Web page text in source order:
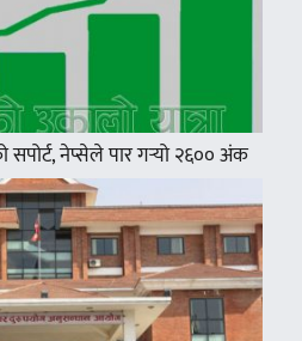
नेप्सेले पार गर्‍यो २६०० अंक